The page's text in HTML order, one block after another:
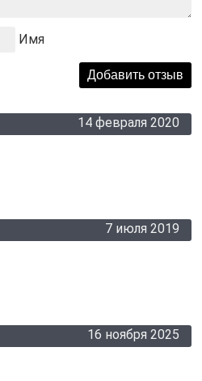
Имя
14 февраля 2020
7 июля 2019
16 ноября 2025